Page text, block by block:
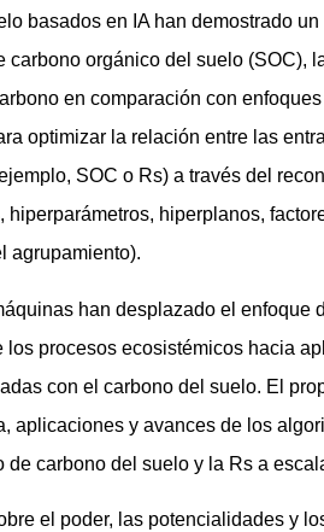
basados en IA han demostrado
carbono orgánico del suelo (SOC),
en comparación con
optimizar la relación entre las
SOC o Rs) a través del
hiperplanos,
agrupamiento).
han desplazado el enfoque
procesos ecosistémicos hacia
con el carbono del suelo. El
aplicaciones y avances de los
carbono del suelo y la Rs a
el poder, las potencialidades y